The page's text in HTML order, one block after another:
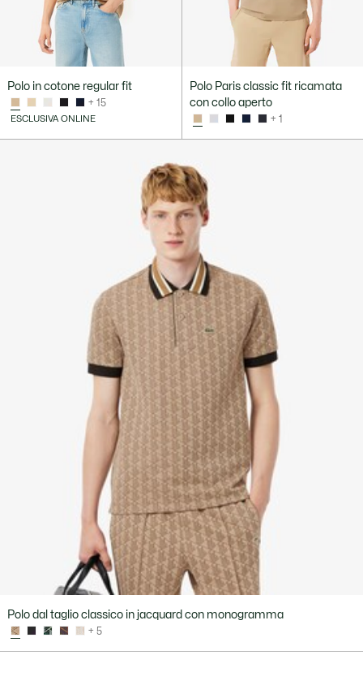
Polo in cotone regular fit
+ 15
ESCLUSIVA ONLINE
Polo Paris classic fit ricamata
con collo aperto
+ 1
Polo dal taglio classico in jacquard con monogramma
+ 5